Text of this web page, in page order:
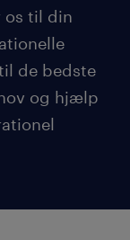
os til din
de bedste
og hjælp